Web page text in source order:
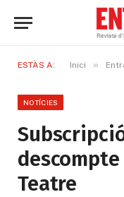
ESTÀS A: Inici »
NOTÍCIES
Teatre